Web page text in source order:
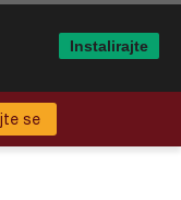
se
Instalirajte